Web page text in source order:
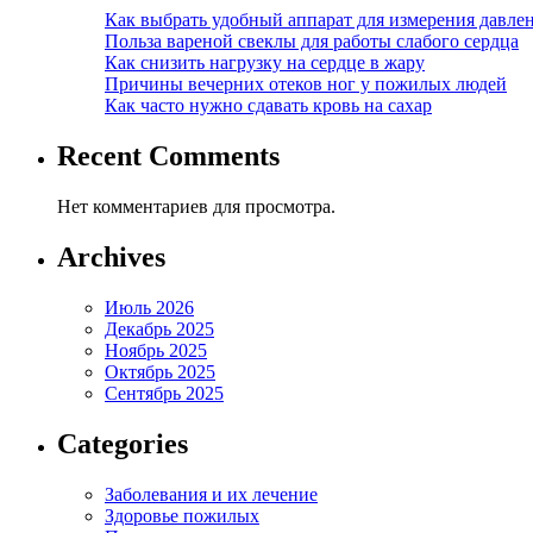
Как выбрать удобный аппарат для измерения
Польза вареной свеклы для работы слабого сердца
Как снизить нагрузку на сердце в жару
Причины вечерних отеков ног у пожилых людей
Как часто нужно сдавать кровь на сахар
Recent Comments
Нет комментариев для просмотра.
Archives
Июль 2026
Декабрь 2025
Ноябрь 2025
Октябрь 2025
Сентябрь 2025
Categories
Заболевания и их лечение
Здоровье пожилых